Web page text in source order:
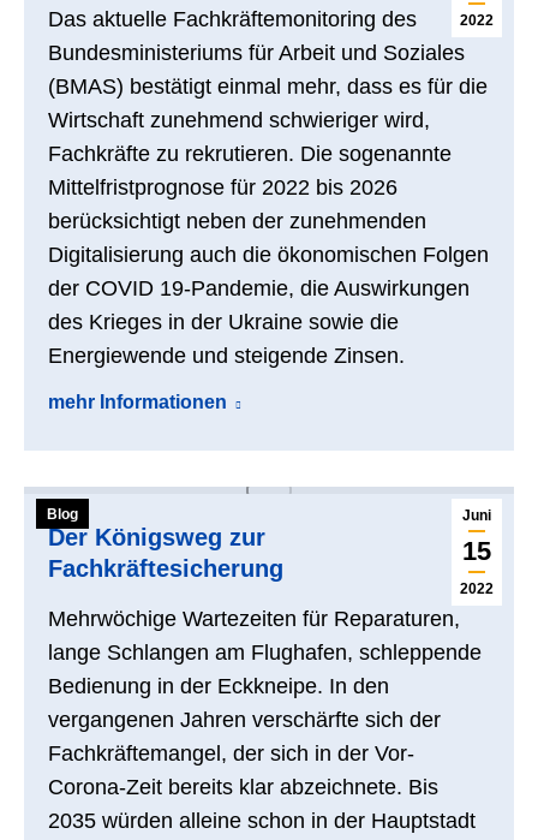
2022
Das aktuelle Fachkräftemonitoring des
Bundesministeriums für Arbeit und Soziales
(BMAS) bestätigt einmal mehr, dass es für die
Wirtschaft zunehmend schwieriger wird,
Fachkräfte zu rekrutieren. Die sogenannte
Mittelfristprognose für 2022 bis 2026
berücksichtigt neben der zunehmenden
Digitalisierung auch die ökonomischen Folgen
der COVID 19-Pandemie, die Auswirkungen
des Krieges in der Ukraine sowie die
Energiewende und steigende Zinsen.
mehr Informationen
Juni
15
2022
Blog
Der Königsweg zur
Fachkräftesicherung
Mehrwöchige Wartezeiten für Reparaturen,
lange Schlangen am Flughafen, schleppende
Bedienung in der Eckkneipe. In den
vergangenen Jahren verschärfte sich der
Fachkräftemangel, der sich in der Vor-
Corona-Zeit bereits klar abzeichnete. Bis
2035 würden alleine schon in der Hauptstadt